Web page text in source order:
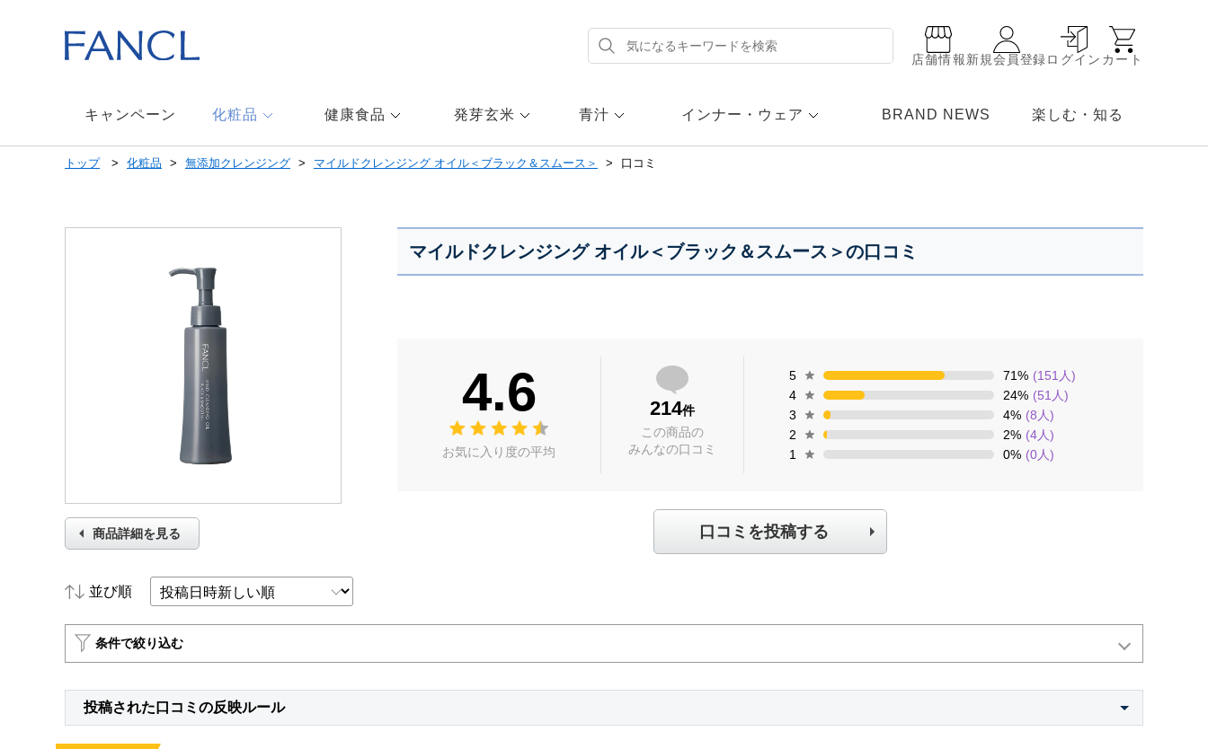
メ
店舗情報新規会員登録ログイン カート
キャンペーン 化粧品 健康食品 発芽玄米 青汁 インナー・ウェア BRAND NEWS 楽しむ・知る
トップ 化粧品 無添加クレンジング マイルドクレンジング オイル＜ブラック＆スムース＞ 口コミ
マイルドクレンジング オイル＜ブラック＆スムース＞の口コミ
4.6
お気に入り度の平均
214件
この商品の
みんなの口コミ
5 71% (151 人)
4
24% (51 人)
3
4% (8 人)
2
2% (4人)
1
0% (0人)
口コミを投稿する
商品詳細を見る
並び順
条件で絞り込む
投稿された口コミの反映ルール